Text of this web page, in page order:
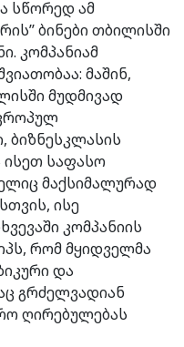
სწორედ ამ
ბინები თბილისში
კომპანიამ
მაშინ,
მუდმივად
ბიზნესკლასის
ისეთ საფასო
მაქსიმალურად
ისე
კომპანიის
რომ მყიდველმა
და
გრძელვადიან
ღირებულებას